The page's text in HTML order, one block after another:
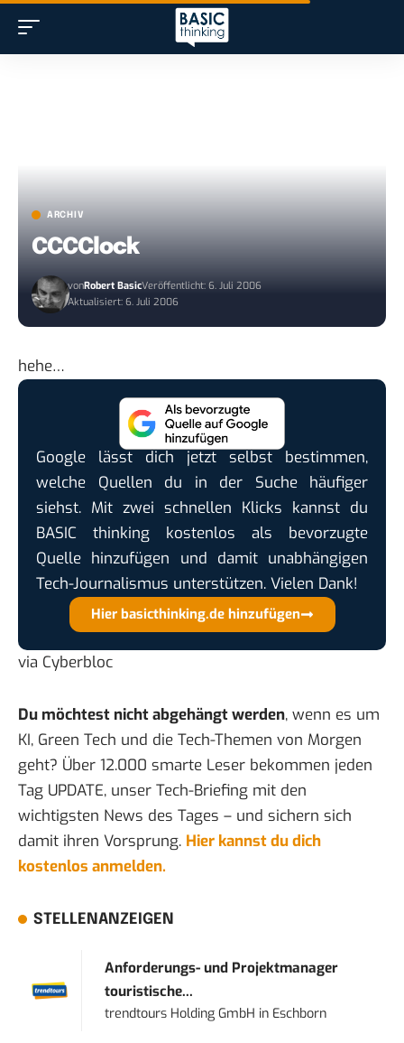
ARCHIV
CCCClock
vonRobert BasicVeröffentlicht: 6. Juli 2006
Aktualisiert: 6. Juli 2006
hehe…
Google lässt dich jetzt selbst bestimmen,
welche Quellen du in der Suche häufiger
siehst. Mit zwei schnellen Klicks kannst du
BASIC thinking kostenlos als bevorzugte
Quelle hinzufügen und damit unabhängigen
Tech-Journalismus unterstützen. Vielen Dank!
Hier basicthinking.de hinzufügen
via Cyberbloc
Du möchtest nicht abgehängt werden, wenn es um
KI, Green Tech und die Tech-Themen von Morgen
geht? Über 12.000 smarte Leser bekommen jeden
Tag UPDATE, unser Tech-Briefing mit den
wichtigsten News des Tages – und sichern sich
damit ihren Vorsprung. Hier kannst du dich
kostenlos anmelden.
STELLENANZEIGEN
Anforderungs- und Projektmanager
touristische...
trendtours Holding GmbH in Eschborn